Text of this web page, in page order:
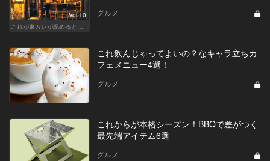
Vol.10
これが東カレが認めるとっておきの和食店
グルメ
これ飲んじゃってよいの？なキャラ立ちカ
フェメニュー4選！
グルメ
これからが本格シーズン！BBQで差がつく
最先端アイテム6選
グルメ